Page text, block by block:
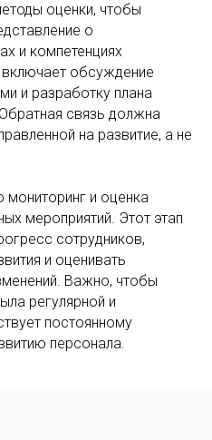
оценки, чтобы
о
и компетенциях
включает обсуждение
и разработку плана
связь должна
на развитие, а не
мониторинг и оценка
мероприятий. Этот этап
сотрудников,
и оценивать
Важно, чтобы
регулярной и
постоянному
персонала.